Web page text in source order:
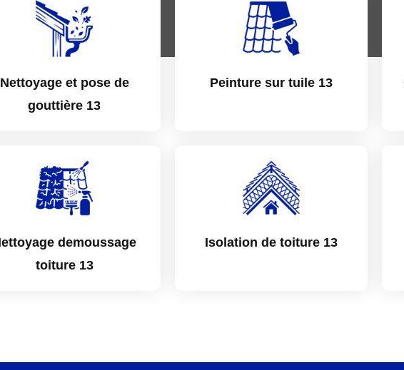
Nettoyage et pose de
gouttière 13
Peinture sur tuile 13
demoussage
toiture 13
Isolation de toiture 13